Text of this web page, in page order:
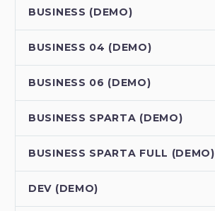
BUSINESS (DEMO)
BUSINESS 04 (DEMO)
BUSINESS 06 (DEMO)
BUSINESS SPARTA (DEMO)
BUSINESS SPARTA FULL (DEMO)
DEV (DEMO)